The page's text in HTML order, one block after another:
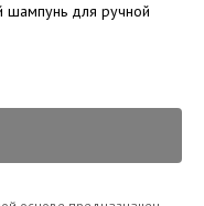
шампунь для ручной